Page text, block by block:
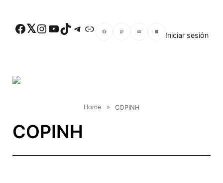
Facebook Twitter Instagram YouTube TikTok Telegram Enlace
Iniciar sesión
Home » COPINH
COPINH